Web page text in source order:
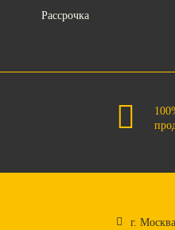
Рассрочка
г.